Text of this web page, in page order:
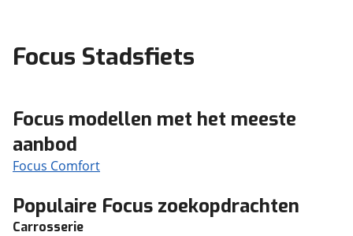
Focus Stadsfiets
Focus modellen met het meeste
aanbod
Focus Comfort
Populaire Focus zoekopdrachten
Carrosserie